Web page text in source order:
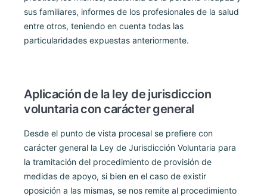
sus familiares, informes de los profesionales de la salud
entre otros, teniendo en cuenta todas las
particularidades expuestas anteriormente.
Aplicación de la ley de jurisdiccion
voluntaria con carácter general
Desde el punto de vista procesal se prefiere con
carácter general la Ley de Jurisdicción Voluntaria para
la tramitación del procedimiento de provisión de
medidas de apoyo, si bien en el caso de existir
oposición a las mismas, se nos remite al procedimiento